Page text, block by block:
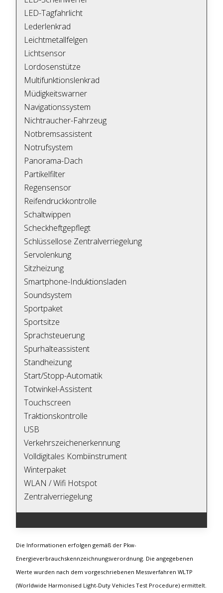
LED-Tagfahrlicht
Lederlenkrad
Leichtmetallfelgen
Lichtsensor
Lordosenstütze
Multifunktionslenkrad
Müdigkeitswarner
Navigationssystem
Nichtraucher-Fahrzeug
Notbremsassistent
Notrufsystem
Panorama-Dach
Partikelfilter
Regensensor
Reifendruckkontrolle
Schaltwippen
Scheckheftgepflegt
Schlüssellose Zentralverriegelung
Servolenkung
Sitzheizung
Smartphone-Induktionsladen
Soundsystem
Sportpaket
Sportsitze
Sprachsteuerung
Spurhalteassistent
Standheizung
Start/Stopp-Automatik
Totwinkel-Assistent
Touchscreen
Traktionskontrolle
USB
Verkehrszeichenerkennung
Volldigitales Kombiinstrument
Winterpaket
WLAN / Wifi Hotspot
Zentralverriegelung
Die Informationen erfolgen gemäß der Pkw-
Energieverbrauchskennzeichnungsverordnung. Die angegebenen
Werte wurden nach dem vorgeschriebenen Messverfahren WLTP
(Worldwide Harmonised Light-Duty Vehicles Test Procedure) ermittelt.